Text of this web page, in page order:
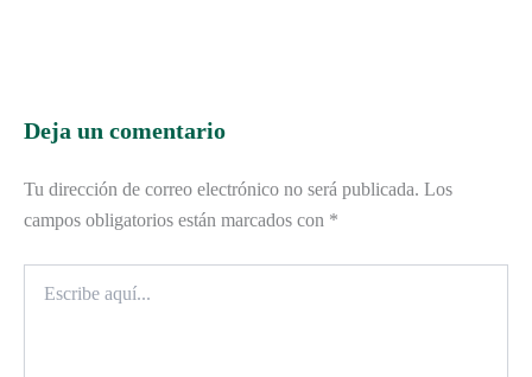
Deja un comentario
Tu dirección de correo electrónico no será publicada. Los
campos obligatorios están marcados con *
aquí...